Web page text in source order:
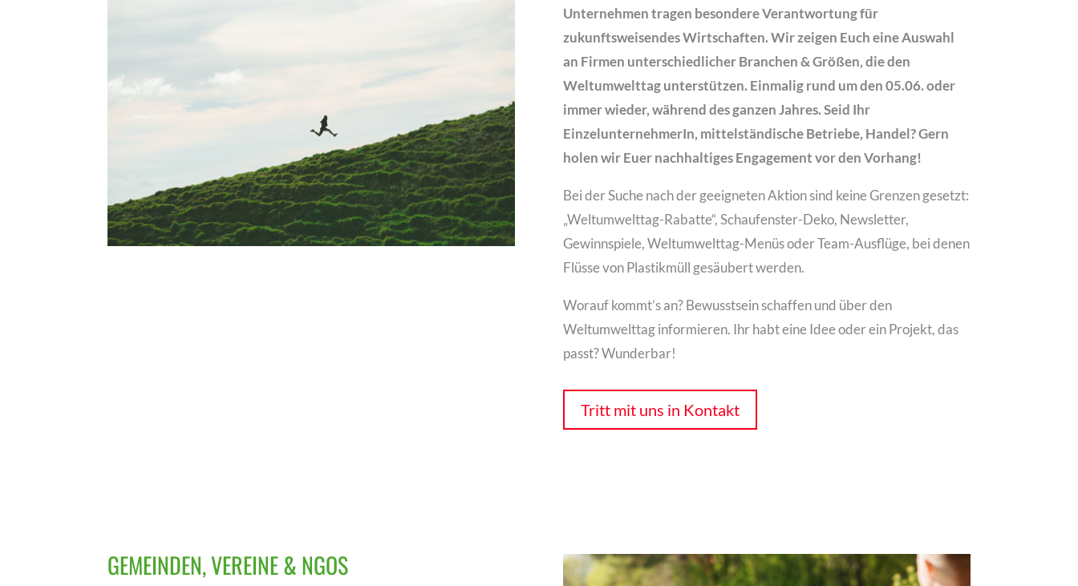
Unternehmen tragen besondere Verantwortung für
zukunftsweisendes Wirtschaften. Wir zeigen Euch eine Auswahl
an Firmen unterschiedlicher Branchen & Größen, die den
Weltumwelttag unterstützen. Einmalig rund um den 05.06. oder
immer wieder, während des ganzen Jahres. Seid Ihr
EinzelunternehmerIn, mittelständische Betriebe, Handel? Gern
holen wir Euer nachhaltiges Engagement vor den Vorhang!
Bei der Suche nach der geeigneten Aktion sind keine Grenzen gesetzt:
„Weltumwelttag-Rabatte“, Schaufenster-Deko, Newsletter,
Gewinnspiele, Weltumwelttag-Menüs oder Team-Ausflüge, bei denen
Flüsse von Plastikmüll gesäubert werden.
Worauf kommt’s an? Bewusstsein schaffen und über den
Weltumwelttag informieren. Ihr habt eine Idee oder ein Projekt, das
passt? Wunderbar!
Tritt mit uns in Kontakt
GEMEINDEN, VEREINE & NGOS